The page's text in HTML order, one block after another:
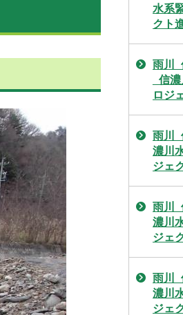
水系
クト
雨川
_信
ロジ
雨川
濃川
ジェ
雨川
濃川
ジェ
雨川
濃川
ジェ